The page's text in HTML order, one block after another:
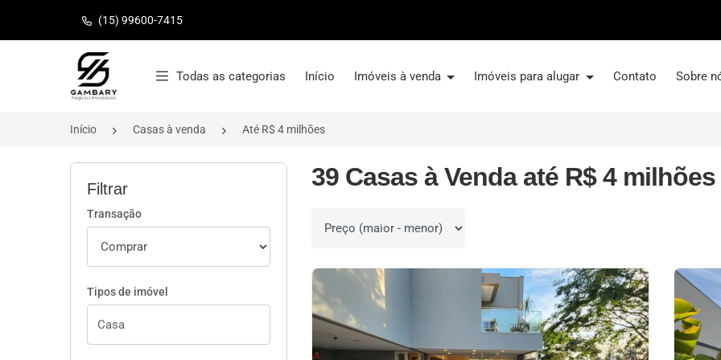
(15) 99600-7415
Página inicial
Todas as categorias Início Imóveis à venda Imóveis para alugar Contato Sobre
Início Casas à venda Até R$ 4 milhões
Filtrar
Transação
Tipos de imóvel
39 Casas à Venda até R$ 4 milhões
Ordenar por